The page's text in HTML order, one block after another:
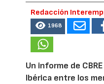
Redacción
1968
Un informe de
Ibérica entre los